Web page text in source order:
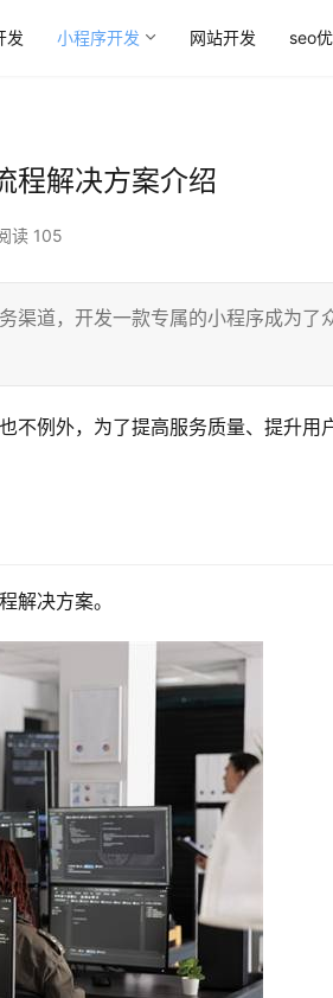
发 小程序开发 网站开发 seo
程解决方案介绍
读 105
渠道，开发一款专属的小程序成为了
不例外，为了提高服务质量、提升用
解决方案。